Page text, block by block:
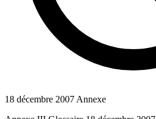
18 décembre 2007 Annexe